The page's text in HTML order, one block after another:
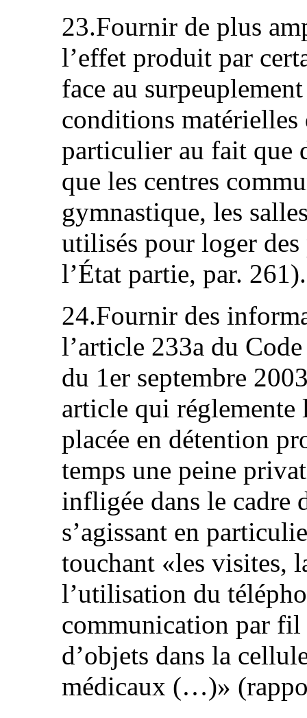
23.Fournir de plus
l’effet produit par
face au
conditions matérielles
particulier au fait que
que les centres
gymnastique, les
utilisés pour loger
l’État partie, par. 261).
24.Fournir des
l’article 233a du
du 1er septembre
article qui réglemente
placée en détention
temps une peine
infligée dans le cadre
s’agissant en
touchant «les visites,
l’utilisation du
communication par fil
d’objets dans la
médicaux (…)»